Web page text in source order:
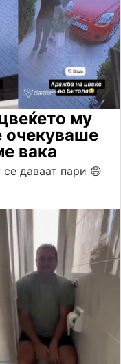
му
очекуваше
вака
даваат пари 😄